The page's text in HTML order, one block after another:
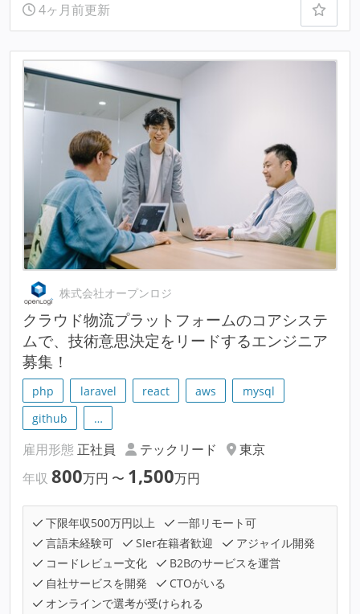
4ヶ月前更新
株式会社オープンロジ
クラウド物流プラットフォームのコアシステ
ムで、技術意思決定をリードするエンジニア
募集！
php laravel react aws
mysql
github
…
雇用形態 正社員 テックリード
東京
年収 800万円 〜 1,500万円
下限年収500万円以上
一部リモート可
言語未経験可
SIer在籍者歓迎
アジャイル開発
コードレビュー文化
B2Bのサービスを運営
自社サービスを開発
CTOがいる
オンラインで選考が受けられる